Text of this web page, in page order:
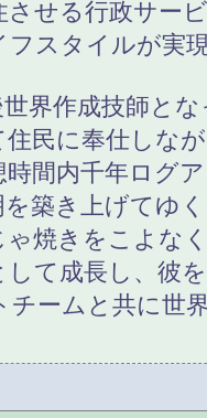
せる行政サー
フスタイルが実
界作成技師と
民に奉仕しな
時間内千年ログ
築き上げてゆ
ゃ焼きをこよな
て成長し、彼
チームと共に世